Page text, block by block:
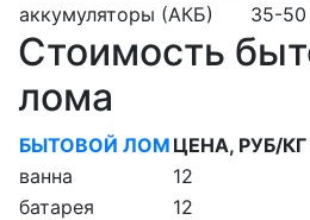
аккумуляторы (АКБ)
35-50
Стоимость
лома
БЫТОВОЙ ЛОМ ЦЕНА, РУБ/КГ
ванна
12
батарея
12